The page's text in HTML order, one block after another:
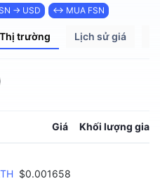
→ USD ↔ MUA FSN
Thị trường Lịch sử giá
Giá Khối lượng giao
$0.001658